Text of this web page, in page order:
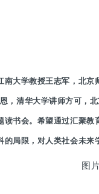
大学教授王志军，北京
，清华大学讲师方可，
读书会。希望通过汇聚
局限，对人类社会未来